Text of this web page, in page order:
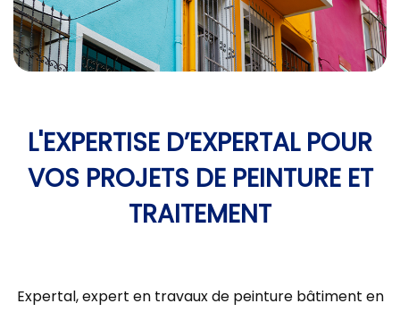
L'EXPERTISE D’EXPERTAL POUR
VOS PROJETS DE PEINTURE ET
TRAITEMENT
Expertal, expert en travaux de peinture bâtiment en